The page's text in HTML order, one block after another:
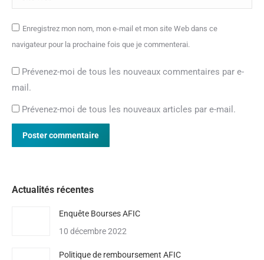
Enregistrez mon nom, mon e-mail et mon site Web dans ce
navigateur pour la prochaine fois que je commenterai.
Prévenez-moi de tous les nouveaux commentaires par e-
mail.
Prévenez-moi de tous les nouveaux articles par e-mail.
Poster commentaire
Actualités récentes
Enquête Bourses AFIC
10 décembre 2022
Politique de remboursement AFIC